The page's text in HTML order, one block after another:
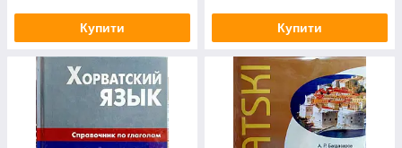
Купити Купити